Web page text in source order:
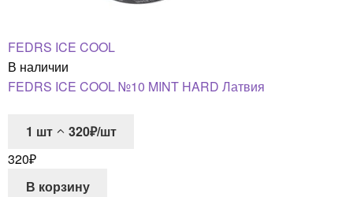
FEDRS ICE COOL
В наличии
FEDRS ICE COOL №10 MINT HARD Латвия
1 шт
320₽/шт
320₽
В корзину